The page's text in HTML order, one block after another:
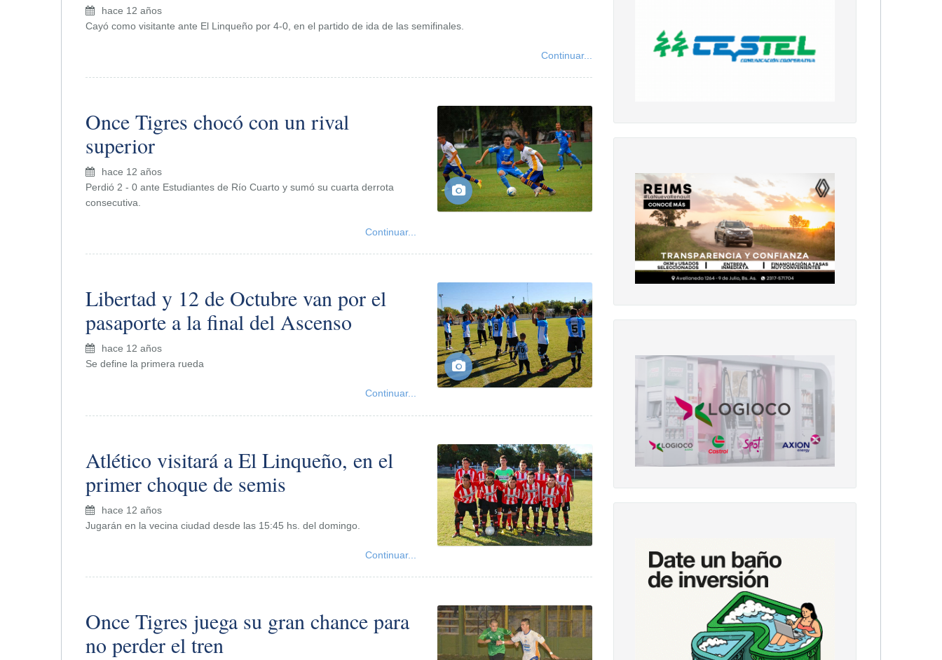
hace 12 años
Cayó como visitante ante El Linqueño por 4-0, en el partido de ida de las semifinales.
Continuar...
Once Tigres chocó con un rival
superior
hace 12 años
Perdió 2 - 0 ante Estudiantes de Río Cuarto y sumó su cuarta derrota
consecutiva.
Continuar...
Libertad y 12 de Octubre van por el
pasaporte a la final del Ascenso
hace 12 años
Se define la primera rueda
Continuar...
Atlético visitará a El Linqueño, en el
primer choque de semis
hace 12 años
Jugarán en la vecina ciudad desde las 15:45 hs. del domingo.
Continuar...
Once Tigres juega su gran chance para
no perder el tren